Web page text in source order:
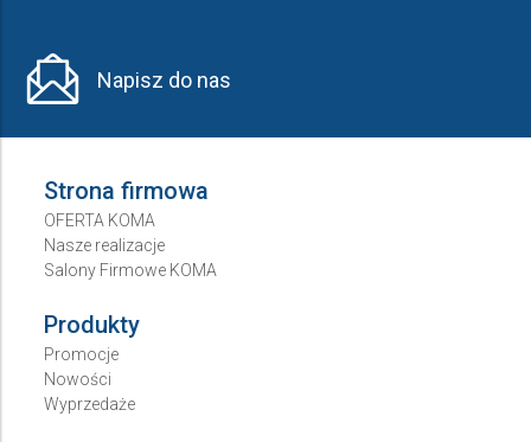
Napisz do nas
Strona firmowa
OFERTA KOMA
Nasze realizacje
Salony Firmowe KOMA
Produkty
Promocje
Nowości
Wyprzedaże